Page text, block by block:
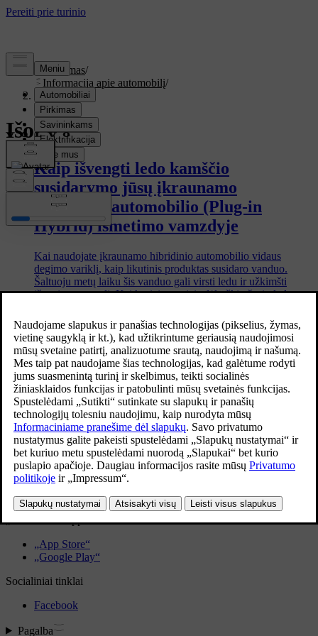
Palaikymas/
Informacija apie automobilį/
Išorė
Išorė
Kaip išvengti ledo kamščio
susidarymo jūsų įkraunamo
hibridinio automobilio (Plug-in
Hybrid) išmetimo vamzdyje
Kai naudojate įkraunamo hibridinio automobilio vidaus
degimo variklį, kaip likutinis produktas susidaro vanduo.
Šaltuoju metų laiku šis vanduo gali virsti ledu ir užkimšti
išmetimo vamzdį. Kai kuriais atvejais dėl užkimšusio ledo gali
imdamiesi tam tikrų veiksmų.